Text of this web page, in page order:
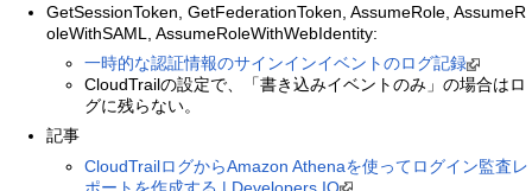
GetSessionToken, GetFederationToken, AssumeRole, AssumeR
oleWithSAML, AssumeRoleWithWebIdentity:
一時的な認証情報のサインインイベントのログ記録
CloudTrailの設定で、「書き込みイベントのみ」の場合はロ
グに残らない。
記事
CloudTrailログからAmazon Athenaを使ってログイン監査レ
ポートを作成する | Developers.IO